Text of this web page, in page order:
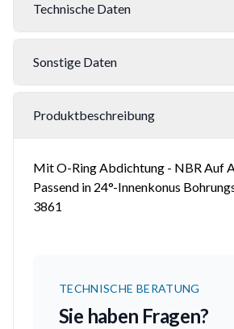
Technische Daten
Sonstige Daten
Produktbeschreibung
Mit O-Ring Abdichtung - NBR Auf
Passend in 24°-Innenkonus
3861
TECHNISCHE BERATUNG
Sie haben Fragen?